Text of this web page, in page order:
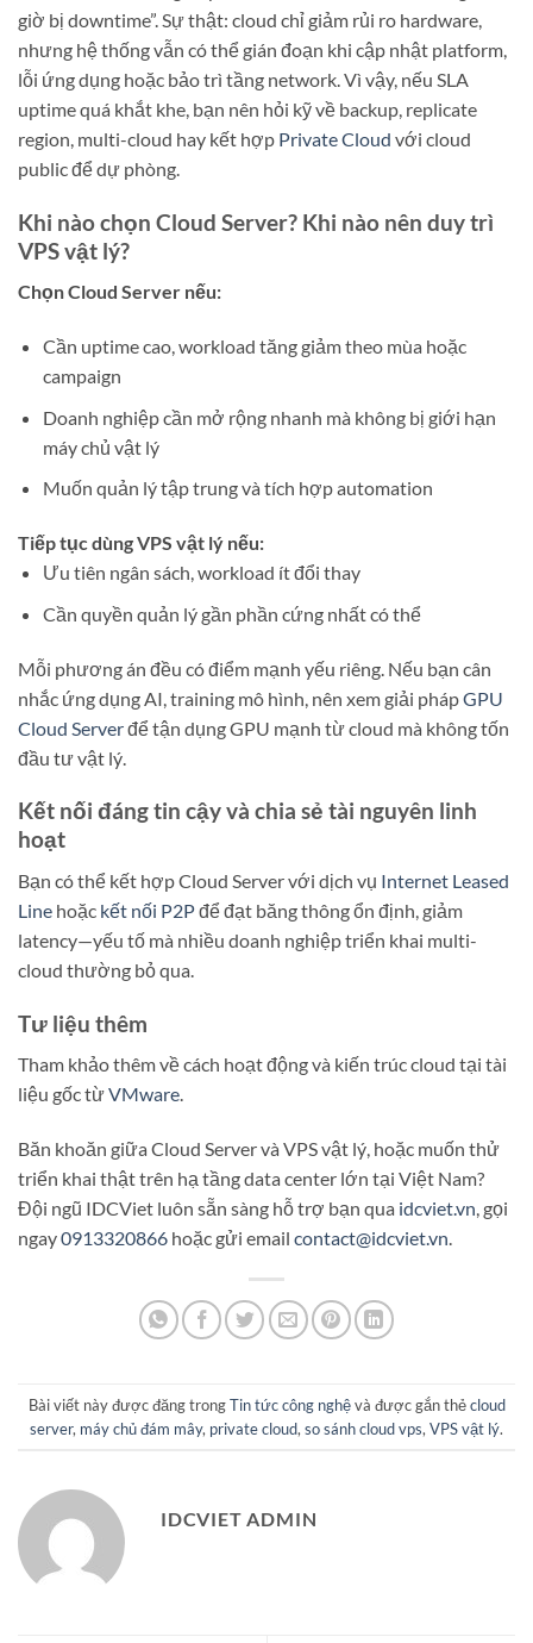
giờ bị downtime”. Sự thật: cloud chỉ giảm rủi ro hardware,
nhưng hệ thống vẫn có thể gián đoạn khi cập nhật platform,
lỗi ứng dụng hoặc bảo trì tầng network. Vì vậy, nếu SLA
uptime quá khắt khe, bạn nên hỏi kỹ về backup, replicate
region, multi-cloud hay kết hợp Private Cloud với cloud
public để dự phòng.
Khi nào chọn Cloud Server? Khi nào nên duy trì
VPS vật lý?
Chọn Cloud Server nếu:
Cần uptime cao, workload tăng giảm theo mùa hoặc
campaign
Doanh nghiệp cần mở rộng nhanh mà không bị giới hạn
máy chủ vật lý
Muốn quản lý tập trung và tích hợp automation
Tiếp tục dùng VPS vật lý nếu:
Ưu tiên ngân sách, workload ít đổi thay
Cần quyền quản lý gần phần cứng nhất có thể
Mỗi phương án đều có điểm mạnh yếu riêng. Nếu bạn cân
nhắc ứng dụng AI, training mô hình, nên xem giải phápGPU
Cloud Serverđể tận dụng GPU mạnh từ cloud mà không tốn
đầu tư vật lý.
Kết nối đáng tin cậy và chia sẻ tài nguyên linh
hoạt
Bạn có thể kết hợp Cloud Server với dịch vụ Internet Leased
Line hoặc kết nối P2Pđể đạt băng thông ổn định, giảm
latency—yếu tố mà nhiều doanh nghiệp triển khai multi-
cloud thường bỏ qua.
Tư liệu thêm
Tham khảo thêm về cách hoạt động và kiến trúc cloud tại tài
liệu gốc từVMware.
Băn khoăn giữa Cloud Server và VPS vật lý, hoặc muốn thử
triển khai thật trên hạ tầng data center lớn tại Việt Nam?
Đội ngũ IDCViet luôn sẵn sàng hỗ trợ bạn qua idcviet.vn, gọi
ngay0913320866 hoặc gửi email contact@idcviet.vn.
Bài viết này được đăng trongTin tức công nghệvà được gắn thẻcloud
server, máy chủ đám mây, private cloud, so sánh cloud vps, VPS vật lý.
IDCVIET ADMIN